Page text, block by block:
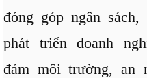
đóng góp ngân
phát triển doanh
đảm môi trường, an